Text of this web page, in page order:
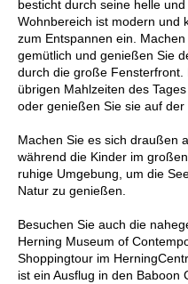
besticht durch seine helle
Wohnbereich ist modern und
zum Entspannen ein.
gemütlich und genießen Sie
durch die große
übrigen Mahlzeiten des
oder genießen Sie sie auf der
Machen Sie es sich draußen
während die Kinder im
ruhige Umgebung, um die
Natur zu genießen.
Besuchen Sie auch die
Herning Museum of
Shoppingtour im
ist ein Ausflug in den Baboon